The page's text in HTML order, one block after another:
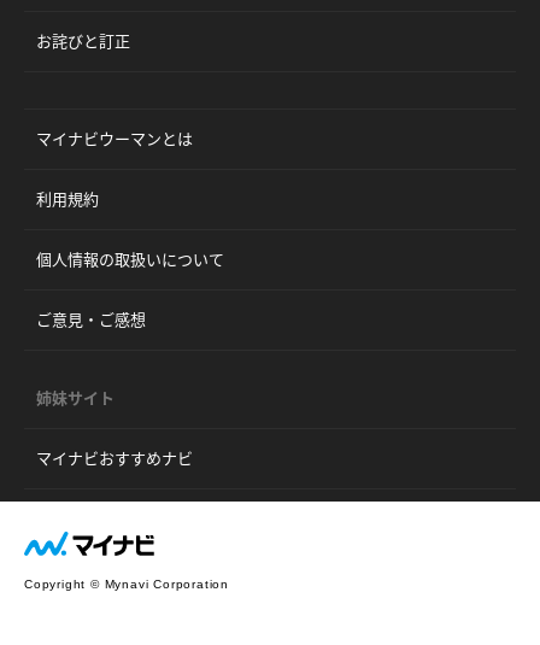
お詫びと訂正
マイナビウーマンとは
利用規約
個人情報の取扱いについて
ご意見・ご感想
姉妹サイト
マイナビおすすめナビ
Copyright © Mynavi Corporation